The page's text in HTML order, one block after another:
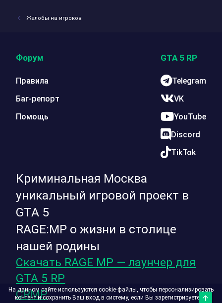
Жалобы на игроков
Криминальная Москва
уникальный игровой проект в
GTA 5
RAGE:MP о жизни в столице
нашей родины
Скачать RAGE MP — лаунчер для
GTA 5 RP
CRMP
Форум
Правила
Баг-репорт
Помощь
GTA 5 RP
Telegram
VK
YouTube
Discord
TikTok
На данном сайте используются cookie-файлы, чтобы персонализировать
контент и сохранить Ваш вход в систему, если Вы зарегистрируетесь.Верх